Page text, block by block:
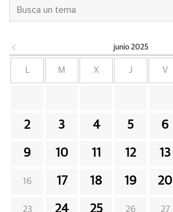
junio 2025
L M X J V
2 3 4 5 6
9 10 11 12 13
16 17 18 19 20
23 24 25 26 27